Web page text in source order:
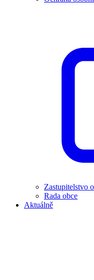
Zastupitelstvo
Rada obce
Aktuálně